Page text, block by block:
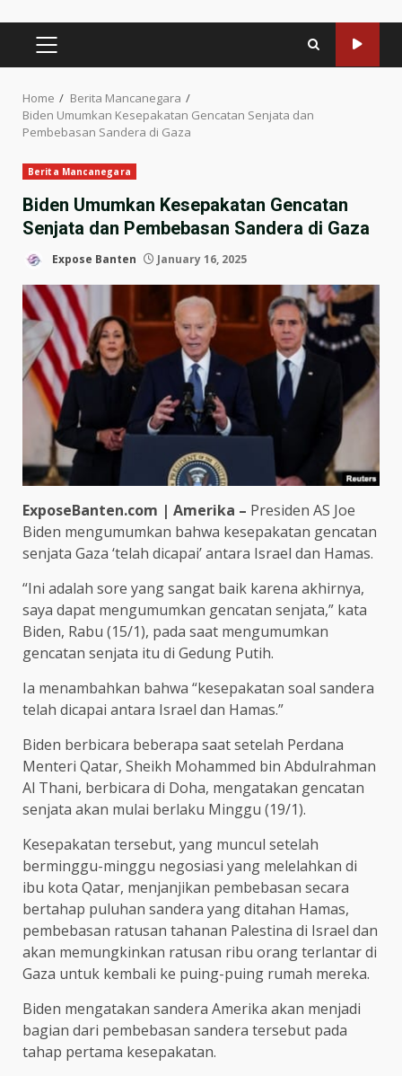
PRIMARY
MENU
Home
Berita Mancanegara
Biden Umumkan Kesepakatan Gencatan Senjata dan
Pembebasan Sandera di Gaza
Berita Mancanegara
Biden Umumkan Kesepakatan Gencatan
Senjata dan Pembebasan Sandera di Gaza
Expose Banten January 16, 2025
ExposeBanten.com | Amerika – Presiden AS Joe
Biden mengumumkan bahwa kesepakatan gencatan
senjata Gaza ‘telah dicapai’ antara Israel dan Hamas.
“Ini adalah sore yang sangat baik karena akhirnya,
saya dapat mengumumkan gencatan senjata,” kata
Biden, Rabu (15/1), pada saat mengumumkan
gencatan senjata itu di Gedung Putih.
Ia menambahkan bahwa “kesepakatan soal sandera
telah dicapai antara Israel dan Hamas.”
Biden berbicara beberapa saat setelah Perdana
Menteri Qatar, Sheikh Mohammed bin Abdulrahman
Al Thani, berbicara di Doha, mengatakan gencatan
senjata akan mulai berlaku Minggu (19/1).
Kesepakatan tersebut, yang muncul setelah
berminggu-minggu negosiasi yang melelahkan di
ibu kota Qatar, menjanjikan pembebasan secara
bertahap puluhan sandera yang ditahan Hamas,
pembebasan ratusan tahanan Palestina di Israel dan
akan memungkinkan ratusan ribu orang terlantar di
Gaza untuk kembali ke puing-puing rumah mereka.
Biden mengatakan sandera Amerika akan menjadi
bagian dari pembebasan sandera tersebut pada
tahap pertama kesepakatan.